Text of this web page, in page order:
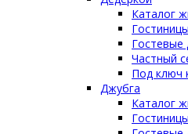
Каталог
Гостевые
Частный
Под ключ
Джубга
Каталог